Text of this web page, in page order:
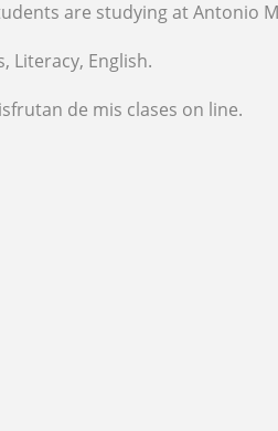
are studying at Antonio
Literacy, English.
de mis clases on line.